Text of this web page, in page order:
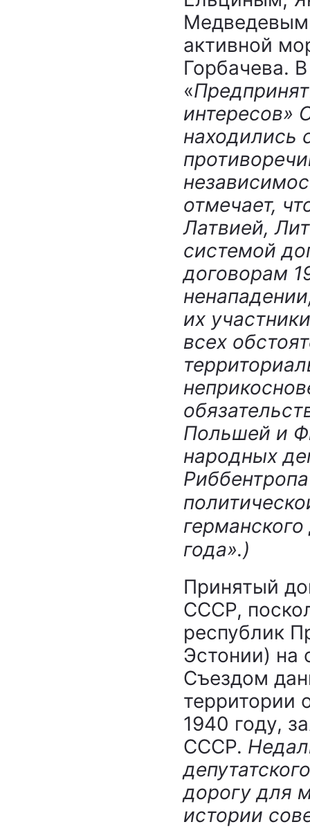
активной
Горбачева.
«
интересов»
находились
отмечает,
Латвией,
системой
договорам
их
всех
Польшей и
народных
года».)
Принятый
СССР,
республик
Эстонии) на
Съездом
территории
1940 году,
СССР.
дорогу для
истории